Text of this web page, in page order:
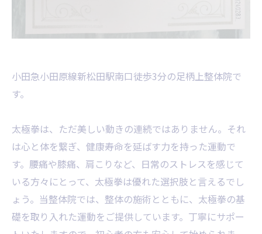
小田急小田原線新松田駅南口徒歩3分の足柄上整体院で
す。
太極拳は、ただ美しい動きの連続ではありません。それ
は心と体を繋ぎ、健康寿命を延ばす力を持った運動で
す。腰痛や膝痛、肩こりなど、日常のストレスを感じて
いる方々にとって、太極拳は優れた選択肢と言えるでし
ょう。当整体院では、整体の施術とともに、太極拳の基
礎を取り入れた運動をご提供しています。丁寧にサポー